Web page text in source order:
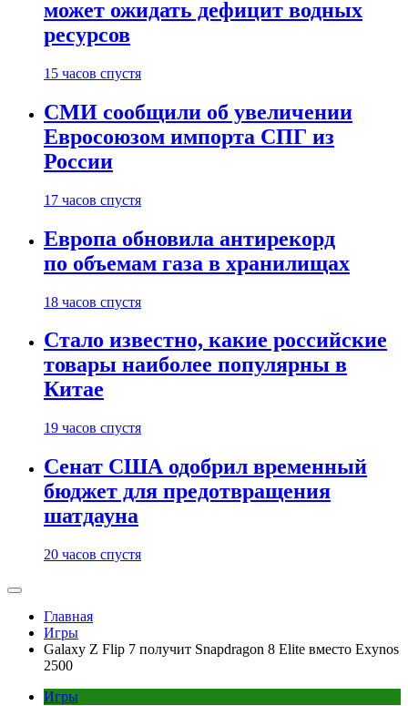
может ожидать дефицит водных
ресурсов
15 часов спустя
СМИ сообщили об увеличении
Евросоюзом импорта СПГ из
России
17 часов спустя
Европа обновила антирекорд
по объемам газа в хранилищах
18 часов спустя
Стало известно, какие российские
товары наиболее популярны в
Китае
19 часов спустя
Сенат США одобрил временный
бюджет для предотвращения
шатдауна
20 часов спустя
Главная
Игры
Galaxy Z Flip 7 получит Snapdragon 8 Elite вместо Exynos
2500
Игры